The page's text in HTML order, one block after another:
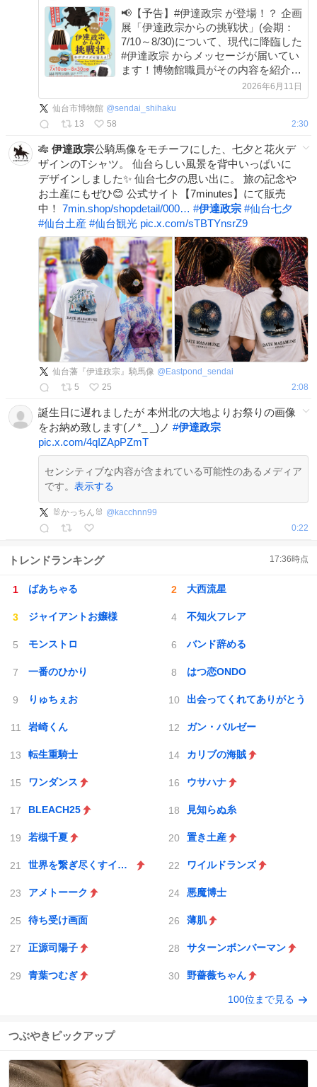
📢【予告】#伊達政宗 が登場！？ 企画
展「伊達政宗からの挑戦状」(会期：
7/10～8/30)について、現代に降臨した
#伊達政宗 からメッセージが届いてい
ます！博物館職員がその内容を紹介し
ていきますので、お楽しみに！ ※言
葉遣いは現代向けに変換してお伝えし
ます。
2026年6月11日
仙台市博物館 @sendai_shihaku
13
58 2:30
🎋 伊達政宗公騎馬像をモチーフにした、七夕と花火デ
ザインのTシャツ。 仙台らしい風景を背中いっぱいに
デザインしました✨ 仙台七夕の思い出に。 旅の記念や
お土産にもぜひ😊 公式サイト【7minutes】にて販売
中！ 7min.shop/shopdetail/000… #伊達政宗 #仙台七夕
#仙台土産 #仙台観光 pic.x.com/sTBTYnsrZ9
仙台藩『伊達政宗』騎馬像 @ Eastpond_sendai
5
25 2:08
誕生日に遅れましたが 本州北の大地よりお祭りの画像
をお納め致します(ノ*_ _)ノ #伊達政宗
pic.x.com/4qIZApPZmT
センシティブな内容が含まれている可能性のあるメディア
です。 表示する
🐰かっちん🐰 @ kacchnn99
0:22
トレンドランキング 17:36時点
ばあちゃる 大西流星
ジャイアントお嬢様 不知火フレア
モンストロ バンド辞める
一番のひかり はつ恋ONDO
りゅちぇお 出会ってくれてありがとう
岩崎くん ガン・バルゼー
転生重騎士 カリブの海賊
ワンダンス ウサハナ
BLEACH25 見知らぬ糸
若槻千夏 置き土産
世界を繋ぎ尽くすインターネット巫女 ワイルドランズ
アメトーーク 悪魔博士
待ち受け画面 薄肌
正源司陽子 サターンボンバーマン
青葉つむぎ 野薔薇ちゃん
100位まで見る
つぶやきピックアップ